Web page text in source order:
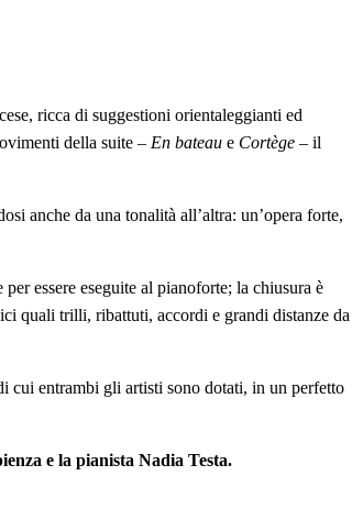
ricca di suggestioni orientaleggianti ed
della suite – En bateau e Cortège – il
anche da una tonalità all’altra: un’opera forte,
essere eseguite al pianoforte; la chiusura è
quali trilli, ribattuti, accordi e grandi distanze da
cui entrambi gli artisti sono dotati, in un perfetto
e la pianista Nadia Testa.